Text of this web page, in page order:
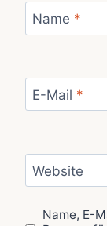
Name *
E-Mail *
Website
Name, E-